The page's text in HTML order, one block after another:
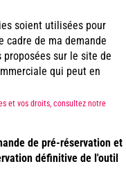
soient utilisées pour
cadre de ma demande
proposées sur le site de
qui peut en
et vos droits, consultez notre
de pré-réservation et
définitive de l'outil